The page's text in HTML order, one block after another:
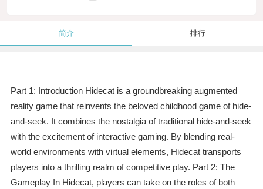
简介 排行
Part 1: Introduction Hidecat is a groundbreaking augmented
reality game that reinvents the beloved childhood game of hide-
and-seek. It combines the nostalgia of traditional hide-and-seek
with the excitement of interactive gaming. By blending real-
world environments with virtual elements, Hidecat transports
players into a thrilling realm of competitive play. Part 2: The
Gameplay In Hidecat, players can take on the roles of both